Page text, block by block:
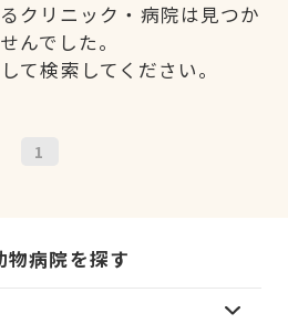
クリニック・病院は見つか
んでした。
て検索してください。
1
物病院を探す